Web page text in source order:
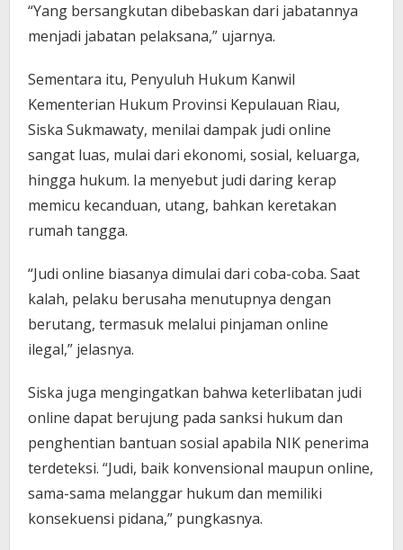
“Yang bersangkutan dibebaskan dari jabatannya
menjadi jabatan pelaksana,” ujarnya.
Sementara itu, Penyuluh Hukum Kanwil
Kementerian Hukum Provinsi Kepulauan Riau,
Siska Sukmawaty, menilai dampak judi online
sangat luas, mulai dari ekonomi, sosial, keluarga,
hingga hukum. Ia menyebut judi daring kerap
memicu kecanduan, utang, bahkan keretakan
rumah tangga.
“Judi online biasanya dimulai dari coba-coba. Saat
kalah, pelaku berusaha menutupnya dengan
berutang, termasuk melalui pinjaman online
ilegal,” jelasnya.
Siska juga mengingatkan bahwa keterlibatan judi
online dapat berujung pada sanksi hukum dan
penghentian bantuan sosial apabila NIK penerima
terdeteksi. “Judi, baik konvensional maupun online,
sama-sama melanggar hukum dan memiliki
konsekuensi pidana,” pungkasnya.